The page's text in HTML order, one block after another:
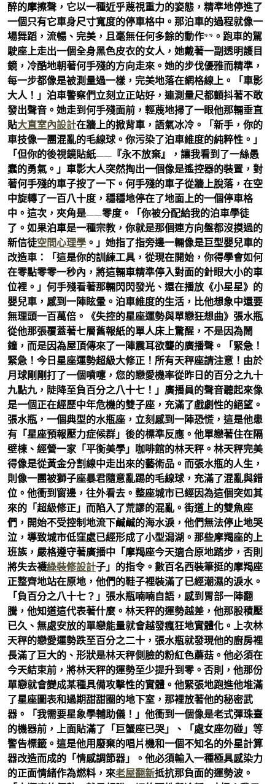
醉的摩擦聲，它以一種近乎蔑視重力的姿態，精準地停進了
一個只有它車身尺寸寬度的停車格中。那泊車的過程就像一
場舞蹈，流暢、完美，且毫無任何多餘的動作**。跑車的駕
駛座上走出一個全身黑色皮衣的女人，她戴著一副透明護目
鏡，冷酷地朝著何手殘的方向走來。她的步伐優雅而精準，
每一步都像是被測量過一樣，完美地落在網格線上。「車影
大人！」泊車警察們立刻立正站好，連測量尺都顫抖著不敢
發出聲音。她走到何手殘面前，輕蔑地掃了一眼他那輛垂直
貼大直室內設計在牆上的掀背車，語氣冰冷。「新手，你的
車技像一團混亂的毛線球。你污染了泊車維度的純粹性。」
「但你的後視鏡貼紙——『永不放棄』，讓我看到了一絲愚
蠢的勇氣。」車影大人突然掏出一個像是遙控器的裝置，對
著何手殘的車子按了一下。何手殘的車子從牆上脫落，在空
中旋轉了一百八十度，穩穩地停在了地面上的一個停車格
中。這次，夾角是——零度。「你被分配給我的泊車學徒
了。如果泊車是一種宗教，你就是那個連方向盤都沒摸過的
新信徒空間心理學 。」她指了指旁邊一輛像是巨型嬰兒車的
改造車：「這是你的訓練工具，從現在開始，你得學會如何
在零點零零一秒內，將這輛車精準停入對面的針眼大小的車
位裡。」何手殘看著那輛閃閃發光、還在播放《小星星》的
嬰兒車，感到一陣眩暈。泊車維度的生活，比他想象中還要
無理頭一百萬倍。《失控的星座運勢與單戀狂想曲》張水瓶
從他那張覆蓋著七層舊報紙的單人床上驚醒，不是因為鬧
鐘，而是因為屋頂傳來了一陣震耳欲聾的廣播聲。「緊急！
緊急！今日星座運勢超級大修正！所有天秤座請注意！由於
月球剛剛打了一個噴嚏，您的戀愛機率從昨日的百分之九十
九點九，陡降至負百分之八十七！」廣播員的聲音聽起來像
是一個正在經歷中年危機的雙子座，充滿了戲劇性的絕望。
張水瓶，一個典型的水瓶座，立刻感到一陣恐慌，這是他患
有「星座預報壓力症候群」後的標準反應。他單戀著住在隔
壁棟、經營一家「平衡美學」咖啡館的林天秤。林天秤完美
得像是從黃金分割線中走出來的藝術品。而張水瓶的人生，
則像一團被獅子座暴君隨意亂踢的毛線球，充滿了混亂與錯
位。他衝到窗邊，往外看去。整座城市已經因為這個突如其
來的「超級修正」而陷入了荒謬的混亂。街道上的雙魚座
們，開始不受控制地流下鹹鹹的海水淚，他們無法停止地哭
泣，導致城市低窪處已經形成了小型潟湖。那些摩羯座的上
班族，嚴格遵守著廣播中「摩羯座今天適合原地踏步，否則
將失去襪綠裝修設計子」的指令。數百名西裝筆挺的摩羯座
正整齊地站在原地，他們的鞋子裡裝滿了已經潮濕的淚水。
「負百分之八十七？」張水瓶喃喃自語，感到胃部一陣翻
騰，他知道這代表著什麼。林天秤的運勢越差，他那股積壓
已久、無處安放的單戀能量就會越發瘋狂地實體化。上次林
天秤的戀愛運勢跌至百分之二十，張水瓶就發現他的廚房裡
長滿了巨大的、形狀是林天秤側臉的粉紅色蘑菇。他必須在
今天結束前，將林天秤的運勢至少提升到零。否則，他那份
單戀就會變成某種具備攻擊性的實體。他緊張地跑進他堆滿
了星座圖表和過期甜甜圈的地下室，那裡放著他的秘密武
器。「我需要星象學輔助儀！」他衝到一個像是老式彈珠臺
的機器前，上面貼滿了「巨蟹座已哭」、「處女座勿碰」等
警告標籤。這是他用廢棄的唱片機和一個不知名的外星計算
器改造而成的「情感調節器」。他必須輸入一種極具感染力
的正面情緒作為燃料，來老屋翻新抵抗那負面的運勢波。